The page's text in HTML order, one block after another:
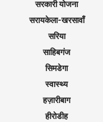
सरकारी योजना
सरायकेला-खरसावाँ
सरिया
साहिबगंज
सिमडेगा
स्वास्थ्य
हज़ारीबाग
हीरोडीह